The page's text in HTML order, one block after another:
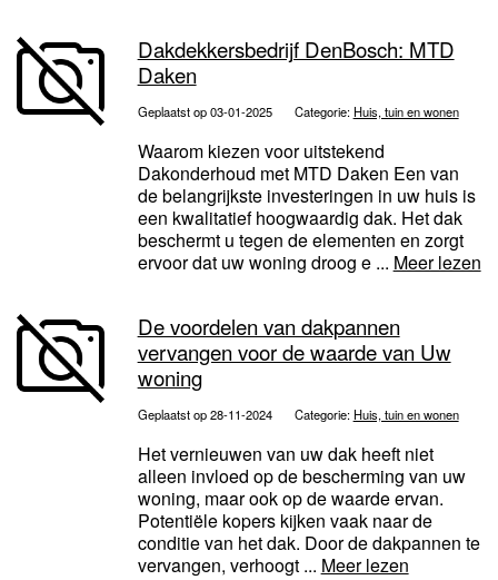
Dakdekkersbedrijf DenBosch: MTD
Daken
Geplaatst op 03-01-2025 Categorie: Huis, tuin en wonen
Waarom kiezen voor uitstekend
Dakonderhoud met MTD Daken Een van
de belangrijkste investeringen in uw huis is
een kwalitatief hoogwaardig dak. Het dak
beschermt u tegen de elementen en zorgt
ervoor dat uw woning droog e ... Meer lezen
De voordelen van dakpannen
vervangen voor de waarde van Uw
woning
Geplaatst op 28-11-2024 Categorie: Huis, tuin en wonen
Het vernieuwen van uw dak heeft niet
alleen invloed op de bescherming van uw
woning, maar ook op de waarde ervan.
Potentiële kopers kijken vaak naar de
conditie van het dak. Door de dakpannen te
vervangen, verhoogt ... Meer lezen